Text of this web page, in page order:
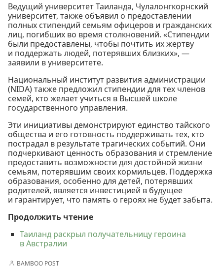
Ведущий университет Таиланда, Чулалонгкорнский
университет, также объявил о предоставлении
полных стипендий семьям офицеров и гражданских
лиц, погибших во время столкновений. «Стипендии
были предоставлены, чтобы почтить их жертву
и поддержать людей, потерявших близких», —
заявили в университете.
Национальный институт развития администрации
(NIDA) также предложил стипендии для тех членов
семей, кто желает учиться в Высшей школе
государственного управления.
Эти инициативы демонстрируют единство тайского
общества и его готовность поддерживать тех, кто
пострадал в результате трагических событий. Они
подчеркивают ценность образования и стремление
предоставить возможности для достойной жизни
семьям, потерявшим своих кормильцев. Поддержка
образования, особенно для детей, потерявших
родителей, является инвестицией в будущее
и гарантирует, что память о героях не будет забыта.
Продолжить чтение
Таиланд раскрыл получательницу героина
в Австралии
BAMBOO POST